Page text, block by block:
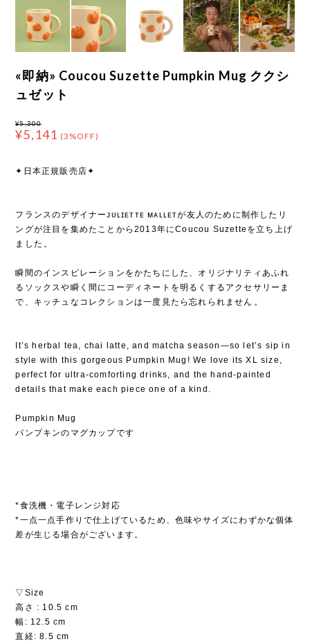
«即納» Coucou Suzette Pumpkin Mug ククシ
ュゼット
¥5,300
¥5,141 (3%OFF)
✦日本正規販売店✦
フランスのデザイナーᴊᴜʟɪᴇᴛᴛᴇ ᴍᴀʟʟᴇᴛが友人のために制作したリ
ングが注目を集めたことから2013年にCoucou Suzetteを立ち上げ
ました⁡。
瞬間のインスピレーションをかたちにした、オリジナリティあふれ
るソックスや瞬く間にコーディネートを明るくするアクセサリーま
で、キッチュなコレクションは一度見たら忘れられません⁡。
It’s herbal tea, chai latte, and matcha season—so let’s sip in
style with this gorgeous Pumpkin Mug! We love its XL size,
perfect for ultra-comforting drinks, and the hand-painted
details that make each piece one of a kind.
Pumpkin Mug
パンプキンのマグカップです
*食洗機・電子レンジ対応
*一点一点手作りで仕上げているため、色味やサイズにわずかな個体
差が生じる場合がございます。
▽Size
高さ : 10.5 cm
幅: 12.5 cm
直経: 8.5 cm